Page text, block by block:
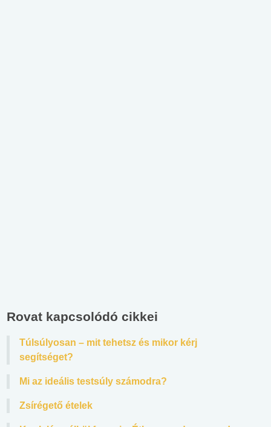
Rovat kapcsolódó cikkei
Túlsúlyosan – mit tehetsz és mikor kérj
segítséget?
Mi az ideális testsúly számodra?
Zsírégető ételek